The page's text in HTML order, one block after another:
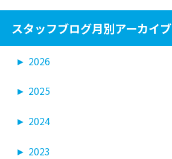
スタッフブログ月別アーカイブ
► 2026
► 2025
► 2024
► 2023